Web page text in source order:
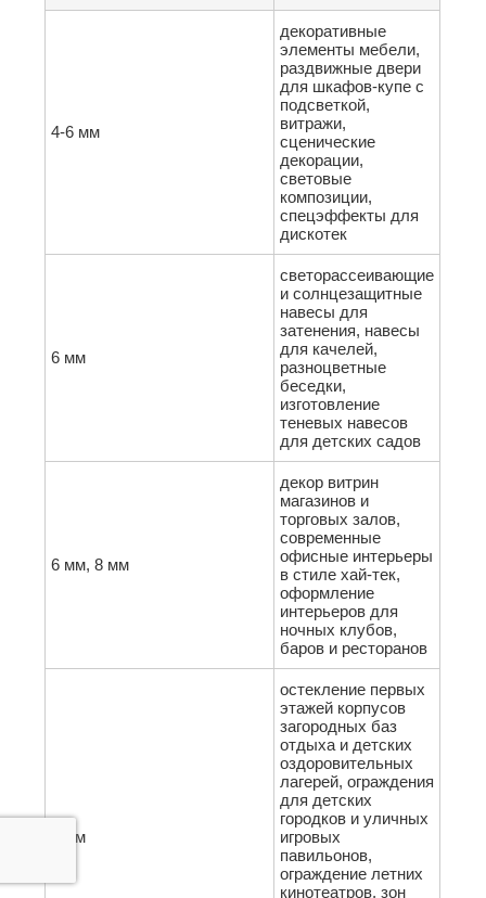
4-6 мм
декоративные
элементы мебели,
раздвижные двери
для шкафов-купе с
подсветкой,
витражи,
сценические
декорации,
световые
композиции,
спецэффекты для
дискотек
6 мм
светорассеивающие
и солнцезащитные
навесы для
затенения, навесы
для качелей,
разноцветные
беседки,
изготовление
теневых навесов
для детских садов
6 мм, 8 мм
декор витрин
магазинов и
торговых залов,
современные
офисные интерьеры
в стиле хай-тек,
оформление
интерьеров для
ночных клубов,
баров и ресторанов
8 мм
остекление первых
этажей корпусов
загородных баз
отдыха и детских
оздоровительных
лагерей, ограждения
для детских
городков и уличных
игровых
павильонов,
ограждение летних
кинотеатров, зон